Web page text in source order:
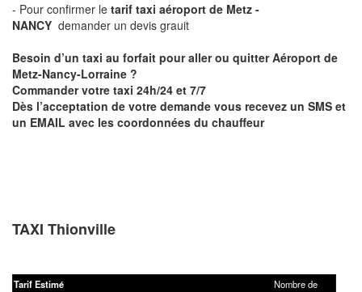
- Pour confirmer le tarif taxi aéroport de Metz -
NANCY demander un devis grauit
Besoin d’un taxi au forfait pour aller ou quitter Aéroport de
Metz-Nancy-Lorraine ?
Commander votre taxi 24h/24 et 7/7
Dès l’acceptation de votre demande vous recevez un SMS et
un EMAIL avec les coordonnées du chauffeur
TAXI Thionville
Tarif Estimé
Nombre de